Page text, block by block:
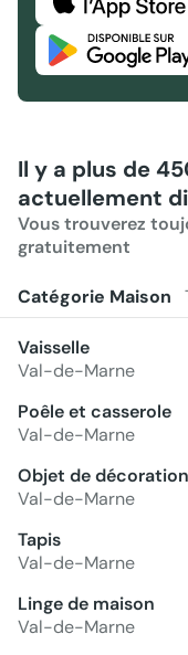
Il y a plus de
actuellement
Vous trouverez
gratuitement
Catégorie Maison
Vaisselle
Val-de-Marne
Poêle et casserole
Val-de-Marne
Objet de décoration
Val-de-Marne
Tapis
Val-de-Marne
Linge de maison
Val-de-Marne